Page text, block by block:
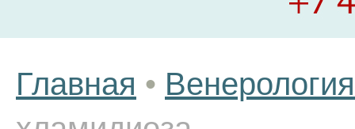
Главная • Венерология